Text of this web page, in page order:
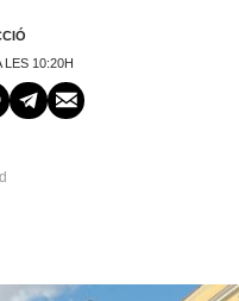
LES 10:20H